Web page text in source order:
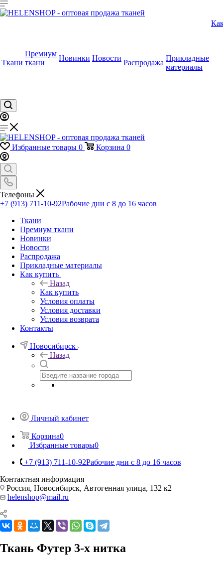
Ткани
Премиум
ткани
Новинки Новости
Распродажа
Прикладные
материалы
Избранные товары 0 Корзина 0
Телефоны
+7 (913) 711-10-92Рабочие дни с 8 до 16 часов
Ткани
Премиум ткани
Новинки
Новости
Распродажа
Прикладные материалы
Как купить
Назад
Как купить
Условия оплаты
Условия доставки
Условия возврата
Контакты
Новосибирск
Назад
Личный кабинет
Корзина0
Избранные товары0
+7 (913) 711-10-92Рабочие дни с 8 до 16 часов
Контактная информация
Россия, Новосибирск, Автогенная улица, 132 к2
helenshop@mail.ru
Ткань Футер 3-х нитка